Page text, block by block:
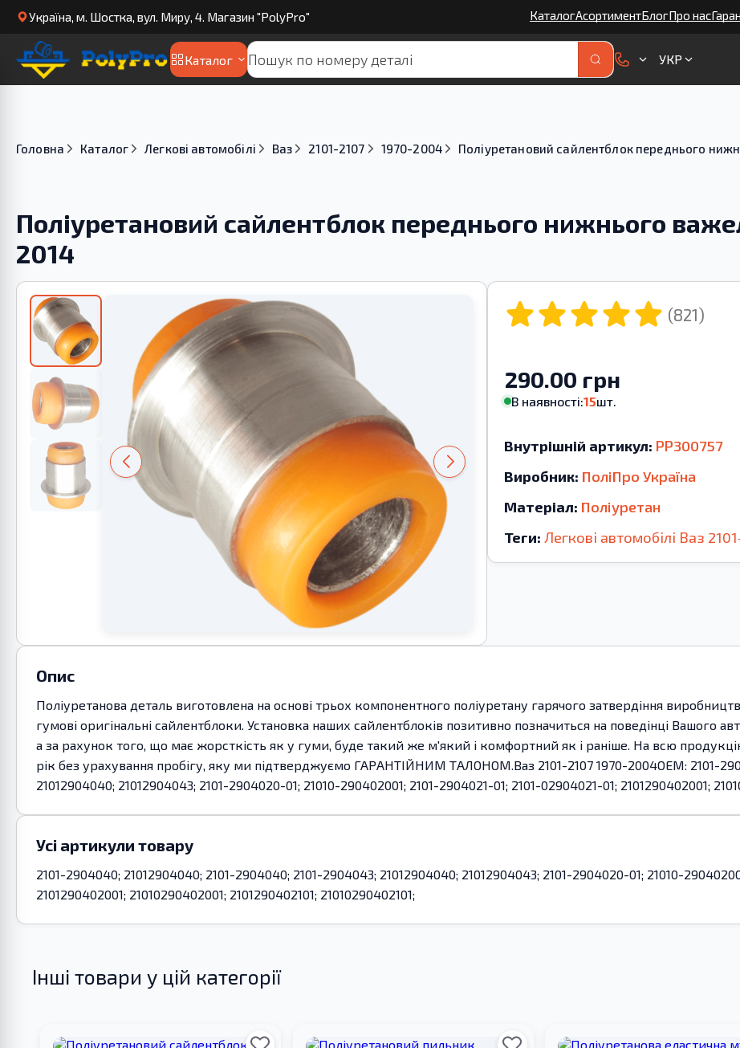
Українa, м. Шостка, вул. Миру, 4. Магазин "PolyPro" КаталогАсортиментБлогПро нас
Каталог УКР
Головна Каталог Легкові автомобілі Ваз 2101-2107 1970-2004 Поліуретановий сайлентблок переднього
Поліуретановий сайлентблок переднього нижнього
2014
(821)
290.00 грн
В наявності:15шт.
Внутрішній артикул: PP300757
Виробник: ПоліПро Україна
Матеріал: Поліуретан
Теги: Легкові автомобілі Ваз
Опис
Поліуретанова деталь виготовлена на основі трьох компонентного поліуретану гарячого затвердіння
гумові оригінальні сайлентблоки. Установка наших сайлентблоків позитивно позначиться на поведінці Вашого
а за рахунок того, що має жорсткість як у гуми, буде такий же м'який і комфортний як і раніше. На всю
рік без урахування пробігу, яку ми підтверджуємо ГАРАНТІЙНИМ ТАЛОНОМ.Ваз 2101-2107 1970-2004OEM: 2101-
21012904040; 21012904043; 2101-2904020-01; 21010-290402001; 2101-2904021-01; 2101-02904021-01; 2101290402001;
Усі артикули товару
2101-2904040; 21012904040; 2101-2904040; 2101-2904043; 21012904040; 21012904043; 2101-2904020-01; 21010-
2101290402001; 21010290402001; 2101290402101; 21010290402101;
Інші товари у цій категорії